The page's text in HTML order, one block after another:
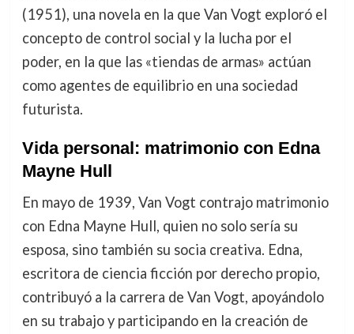
(1951), una novela en la que Van Vogt exploró el
concepto de control social y la lucha por el
poder, en la que las «tiendas de armas» actúan
como agentes de equilibrio en una sociedad
futurista.
Vida personal: matrimonio con Edna
Mayne Hull
En mayo de 1939, Van Vogt contrajo matrimonio
con Edna Mayne Hull, quien no solo sería su
esposa, sino también su socia creativa. Edna,
escritora de ciencia ficción por derecho propio,
contribuyó a la carrera de Van Vogt, apoyándolo
en su trabajo y participando en la creación de